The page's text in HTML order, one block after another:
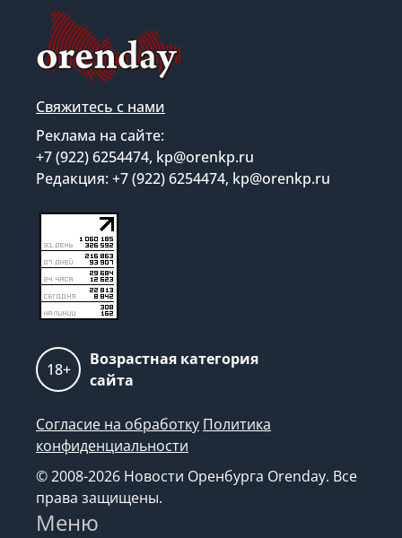
Свяжитесь с нами
Реклама на сайте:
+7 (922) 6254474, kp@orenkp.ru
Редакция: +7 (922) 6254474, kp@orenkp.ru
18+
Возрастная категория
сайта
Согласие на обработку Политика
конфиденциальности
© 2008-2026 Новости Оренбурга Orenday. Все
права защищены.
Меню